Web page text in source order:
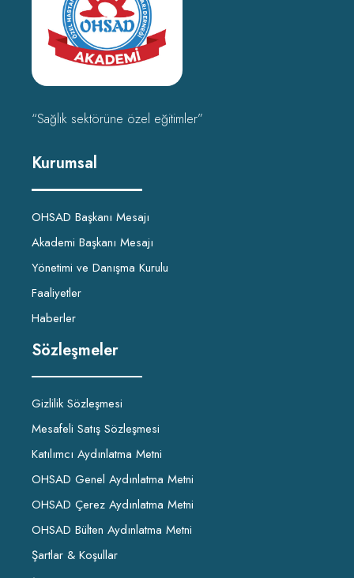
“Sağlık sektörüne özel eğitimler”
Kurumsal
OHSAD Başkanı Mesajı
Akademi Başkanı Mesajı
Yönetimi ve Danışma Kurulu
Faaliyetler
Haberler
Sözleşmeler
Gizlilik Sözleşmesi
Mesafeli Satış Sözleşmesi
Katılımcı Aydınlatma Metni
OHSAD Genel Aydınlatma Metni
OHSAD Çerez Aydınlatma Metni
OHSAD Bülten Aydınlatma Metni
Şartlar & Koşullar